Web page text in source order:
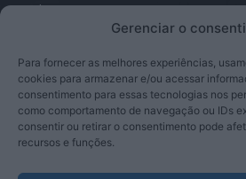
Gerenciar o
Para fornecer as melhores experiências,
cookies para armazenar e/ou acessar
consentimento para essas tecnologias nos
como comportamento de navegação ou IDs
consentir ou retirar o consentimento pode
recursos e funções.
inteligentes.
SIGA-NOS